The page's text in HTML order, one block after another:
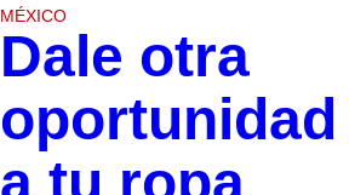
MÉXICO
Dale otra
oportunidad